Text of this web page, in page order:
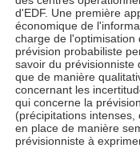
d'EDF. Une première
économique de
charge de l'optimisation
prévision probabiliste
savoir du prévisionniste
que de manière
concernant les
qui concerne la
(précipitations
en place de manière
prévisionniste à